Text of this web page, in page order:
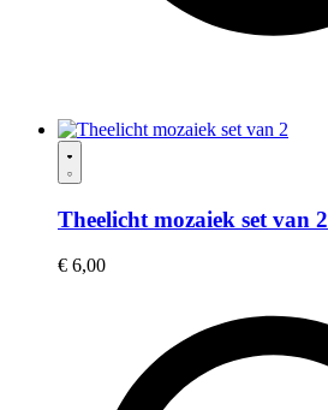
Theelicht mozaiek set van 2
€ 6,00